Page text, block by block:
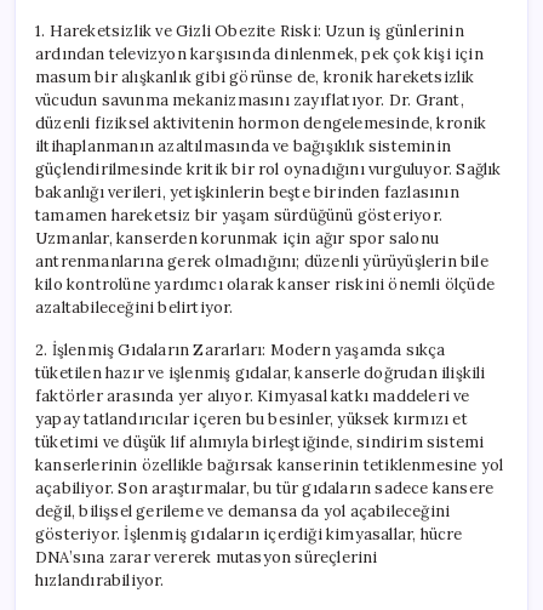
1. Hareketsizlik ve Gizli Obezite Riski: Uzun iş günlerinin
ardından televizyon karşısında dinlenmek, pek çok kişi için
masum bir alışkanlık gibi görünse de, kronik hareketsizlik
vücudun savunma mekanizmasını zayıflatıyor. Dr. Grant,
düzenli fiziksel aktivitenin hormon dengelemesinde, kronik
iltihaplanmanın azaltılmasında ve bağışıklık sisteminin
güçlendirilmesinde kritik bir rol oynadığını vurguluyor. Sağlık
bakanlığı verileri, yetişkinlerin beşte birinden fazlasının
tamamen hareketsiz bir yaşam sürdüğünü gösteriyor.
Uzmanlar, kanserden korunmak için ağır spor salonu
antrenmanlarına gerek olmadığını; düzenli yürüyüşlerin bile
kilo kontrolüne yardımcı olarak kanser riskini önemli ölçüde
azaltabileceğini belirtiyor.
2. İşlenmiş Gıdaların Zararları: Modern yaşamda sıkça
tüketilen hazır ve işlenmiş gıdalar, kanserle doğrudan ilişkili
faktörler arasında yer alıyor. Kimyasal katkı maddeleri ve
yapay tatlandırıcılar içeren bu besinler, yüksek kırmızı et
tüketimi ve düşük lif alımıyla birleştiğinde, sindirim sistemi
kanserlerinin özellikle bağırsak kanserinin tetiklenmesine yol
açabiliyor. Son araştırmalar, bu tür gıdaların sadece kansere
değil, bilişsel gerileme ve demansa da yol açabileceğini
gösteriyor. İşlenmiş gıdaların içerdiği kimyasallar, hücre
DNA’sına zarar vererek mutasyon süreçlerini
hızlandırabiliyor.